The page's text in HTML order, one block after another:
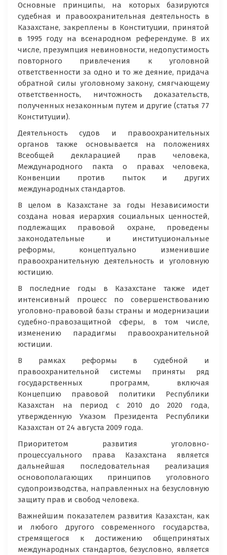
Основные принципы, на которых базируются
судебная и правоохранительная деятельность в
Казахстане, закреплены в Конституции, принятой
в 1995 году на всенародном референдуме. В их
числе, презумпция невиновности, недопустимость
повторного привлечения к уголовной
ответственности за одно и то же деяние, придача
обратной силы уголовному закону, смягчающему
ответственность, ничтожность доказательств,
полученных незаконным путем и другие (статья 77
Конституции).
Деятельность судов и правоохранительных
органов также основывается на положениях
Всеобщей декларацией прав человека,
Международного пакта о правах человека,
Конвенции против пыток и других
международных стандартов.
В целом в Казахстане за годы Независимости
создана новая иерархия социальных ценностей,
подлежащих правовой охране, проведены
законодательные и институциональные
реформы, концептуально изменившие
правоохранительную деятельность и уголовную
юстицию.
В последние годы в Казахстане также идет
интенсивный процесс по совершенствованию
уголовно-правовой базы страны и модернизации
судебно-правозащитной сферы, в том числе,
изменению парадигмы правоохранительной
юстиции.
В рамках реформы в судебной и
правоохранительной системы приняты ряд
государственных программ, включая
Концепцию правовой политики Республики
Казахстан на период с 2010 до 2020 года,
утвержденную Указом Президента Республики
Казахстан от 24 августа 2009 года.
Приоритетом развития уголовно-
процессуального права Казахстана является
дальнейшая последовательная реализация
основополагающих принципов уголовного
судопроизводства, направленных на безусловную
защиту прав и свобод человека.
Важнейшим показателем развития Казахстан, как
и любого другого современного государства,
стремящегося к достижению общепринятых
международных стандартов, безусловно, является